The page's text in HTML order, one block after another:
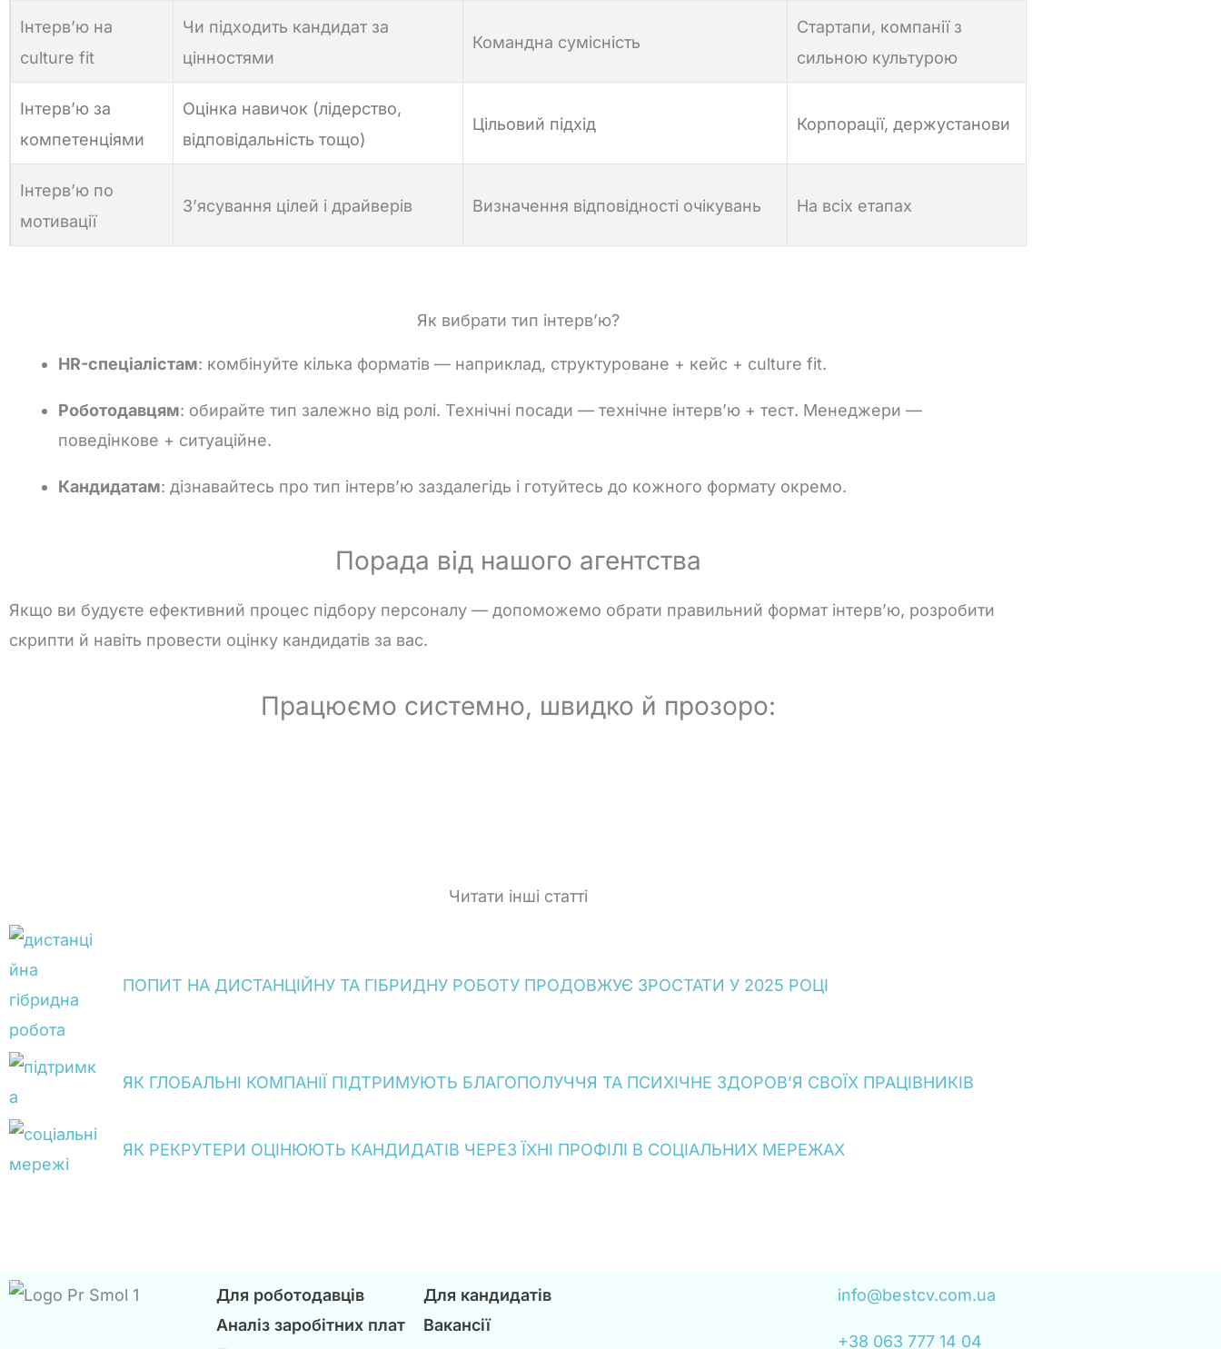
Інтерв’ю на
culture fit
Чи підходить кандидат за
цінностями
Командна сумісність
Стартапи, компанії з
сильною культурою
Інтерв’ю за
компетенціями
Оцінка навичок (лідерство,
відповідальність тощо)
Цільовий підхід Корпорації, держустанови
Інтерв’ю по
мотивації
З’ясування цілей і драйверів Визначення відповідності очікувань На всіх етапах
Як вибрати тип інтерв’ю?
HR-спеціалістам: комбінуйте кілька форматів — наприклад, структуроване + кейс + culture fit.
Роботодавцям: обирайте тип залежно від ролі. Технічні посади — технічне інтерв’ю + тест. Менеджери —
поведінкове + ситуаційне.
Кандидатам: дізнавайтесь про тип інтерв’ю заздалегідь і готуйтесь до кожного формату окремо.
Порада від нашого агентства
Якщо ви будуєте ефективний процес підбору персоналу — допоможемо обрати правильний формат інтерв’ю, розробити
скрипти й навіть провести оцінку кандидатів за вас.
Працюємо системно, швидко й прозоро:
Читати інші статті
ПОПИТ НА ДИСТАНЦІЙНУ ТА ГІБРИДНУ РОБОТУ ПРОДОВЖУЄ ЗРОСТАТИ У 2025 РОЦІ
ЯК ГЛОБАЛЬНІ КОМПАНІЇ ПІДТРИМУЮТЬ БЛАГОПОЛУЧЧЯ ТА ПСИХІЧНЕ ЗДОРОВ’Я СВОЇХ ПРАЦІВНИКІВ
ЯК РЕКРУТЕРИ ОЦІНЮЮТЬ КАНДИДАТІВ ЧЕРЕЗ ЇХНІ ПРОФІЛІ В СОЦІАЛЬНИХ МЕРЕЖАХ
Для роботодавців
Аналіз заробітних плат
Для кандидатів
Вакансії
info@bestcv.com.ua
+38 063 777 14 04